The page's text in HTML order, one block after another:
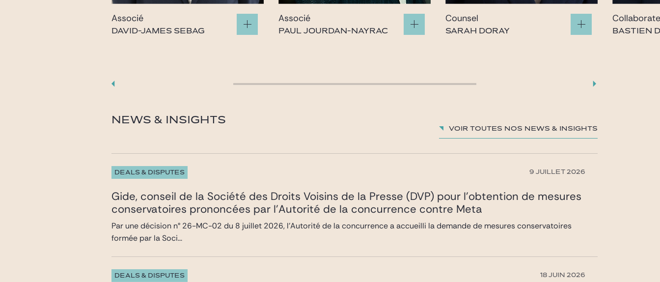
Associé
DAVID-JAMES SEBAG
Associé
PAUL JOURDAN-NAYRAC
Counsel
SARAH DORAY BASTIEN
NEWS & INSIGHTS
Voir toutes nos News & insights
DEALS & DISPUTES 9 JUILLET 2026
Gide, conseil de la Société des Droits Voisins de la Presse (DVP) pour l’obtention de mesures
conservatoires prononcées par l’Autorité de la concurrence contre Meta
Par une décision n° 26-MC-02 du 8 juillet 2026, l’Autorité de la concurrence a accueilli la demande de mesures conservatoires
formée par la Soci...
DEALS & DISPUTES 18 JUIN 2026